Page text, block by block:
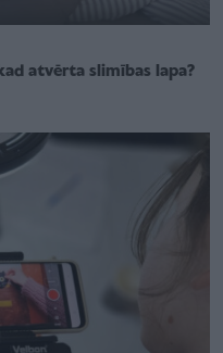
atvērta slimības lapa?